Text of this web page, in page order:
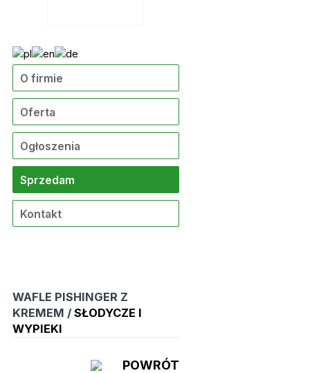
O firmie
Oferta
Ogłoszenia
Sprzedam
Kontakt
WAFLE PISHINGER Z
KREMEM / SŁODYCZE I
WYPIEKI
POWRÓT